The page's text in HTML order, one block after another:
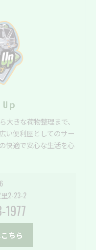
ｐ
大きな荷物整理まで、
い便利屋としてのサー
快適で安心な生活を心
2-23-2
ちら